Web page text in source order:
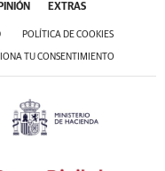
EXTRAS
POLÍTICA DE COOKIES
TU CONSENTIMIENTO